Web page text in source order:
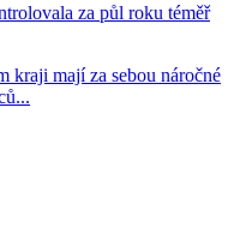
za půl roku téměř
kraji mají za sebou náročné